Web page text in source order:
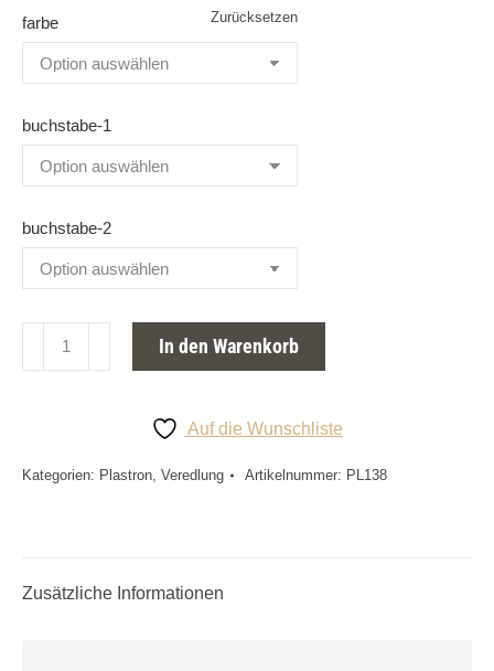
farbe
buchstabe-1
buchstabe-2
Zurücksetzen
In den Warenkorb
Auf die Wunschliste
Kategorien: Plastron, Veredlung Artikelnummer: PL138
Zusätzliche Informationen